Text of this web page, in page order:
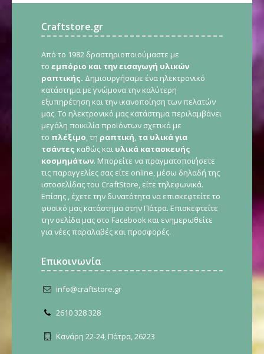
Craftstore.gr
Από το 1982 δραστηριοποιούμαστε με
το εμπόριο και την εισαγωγή υλικών
ραπτικής. Δημιουργήσαμε ένα ηλεκτρονικό
κατάστημα με γνώμονα την καλύτερη
εξυπηρέτηση και την ικανοποίηση των πελατών
μας. Το ηλεκτρονικό μας κατάστημα περιλαμβάνει
μεγάλη ποικιλία προϊόντων σχετικά με
το πλέξιμο, τη ραπτική, τα υλικά για
τσάντες καθώς και υλικά κατασκευής
κοσμημάτων. Μπορείτε να πραγματοποιήσετε
τις παραγγελίες σας είτε online, μέσω δηλαδή της
ιστοσελίδας του CraftStore, είτε τηλεφωνικά.
Επίσης , έχετε την δυνατότητα να επισκεφτείτε το
φυσικό μας κατάστημα στην Πάτρα. Επισκεφτείτε
την σελίδα μας στο Facebook και ενημερωθείτε
για νέες παραλαβές και προσφορές.
Επικοινωνία
info@craftstore.gr
2610 328 328
Κανάρη 22-24, Πάτρα, 26223